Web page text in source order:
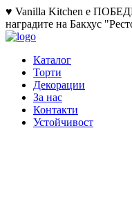
♥ Vanilla Kitchen е
наградите на Бакхус
Каталог
Торти
Декорации
За нас
Контакти
Устойчивост